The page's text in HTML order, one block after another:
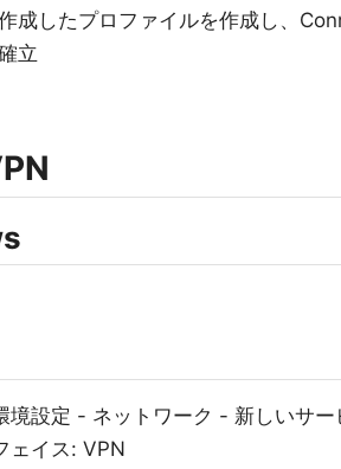
成したプロファイルを作成し、
立
境設定 - ネットワーク - 新しいサー
ェイス: VPN